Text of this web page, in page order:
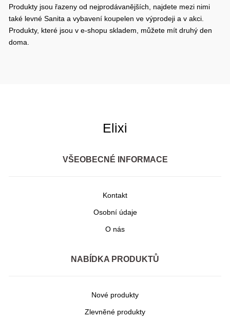
Produkty jsou řazeny od nejprodávanějších, najdete mezi nimi
také levné Sanita a vybavení koupelen ve výprodeji a v akci.
Produkty, které jsou v e-shopu skladem, můžete mít druhý den
doma.
Elixi
VŠEOBECNÉ INFORMACE
Kontakt
Osobní údaje
O nás
NABÍDKA PRODUKTŮ
Nové produkty
Zlevněné produkty